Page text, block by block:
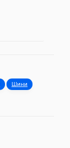
Шини